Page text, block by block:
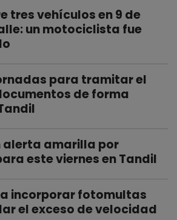
tres vehículos en 9 de
un motociclista fue
para tramitar el
de forma
alerta amarilla por
este viernes en Tandil
incorporar fotomultas
el exceso de velocidad